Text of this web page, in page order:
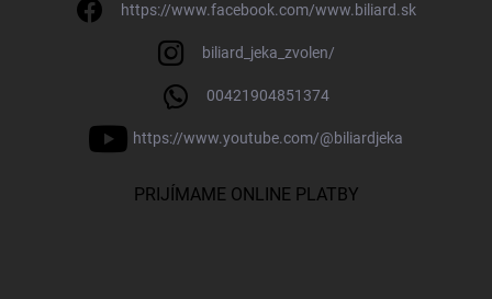
https://www.facebook.com/www.biliard.sk
biliard_jeka_zvolen/
00421904851374
https://www.youtube.com/@biliardjeka
PRIJÍMAME ONLINE PLATBY